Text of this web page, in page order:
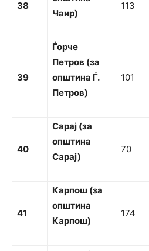
38
Чаир)
113
39
Ѓорче
Петров (за
општина Ѓ.
Петров)
101
40
Сарај (за
општина
Сарај)
70
41
Карпош (за
општина
Карпош)
174